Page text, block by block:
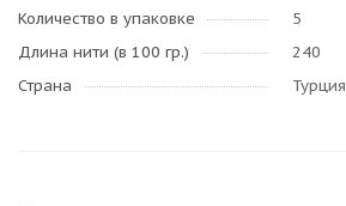
Количество в упаковке
5
Длина нити (в 100 гр.)
240
Страна
Турция